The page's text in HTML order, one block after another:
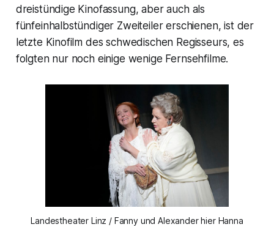
dreistündige Kinofassung, aber auch als
fünfeinhalbstündiger Zweiteiler erschienen, ist der
letzte Kinofilm des schwedischen Regisseurs, es
folgten nur noch einige wenige Fernsehfilme.
Landestheater Linz / Fanny und Alexander hier Hanna